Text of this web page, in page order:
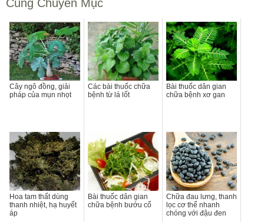
Cùng Chuyên Mục
Cây ngô đồng, giải
pháp của mụn nhọt
Các bài thuốc chữa
bệnh từ lá lốt
Bài thuốc dân gian
chữa bệnh xơ gan
Hoa tam thất dùng
thanh nhiệt, hạ huyết
áp
Bài thuốc dân gian
chữa bệnh bướu cổ
Chữa đau lưng, thanh
lọc cơ thể nhanh
chóng với đậu đen